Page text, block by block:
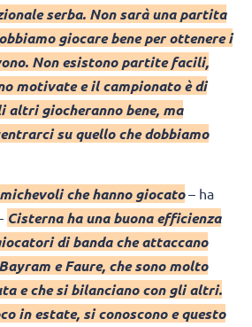
serba. Non sarà una partita
giocare bene per ottenere i
Non esistono partite facili,
motivate e il campionato è di
giocheranno bene, ma
su quello che dobbiamo
che hanno giocato– ha
Cisterna ha una buona efficienza
di banda che attaccano
e Faure, che sono molto
e che si bilanciano con gli altri.
in estate, si conoscono e questo